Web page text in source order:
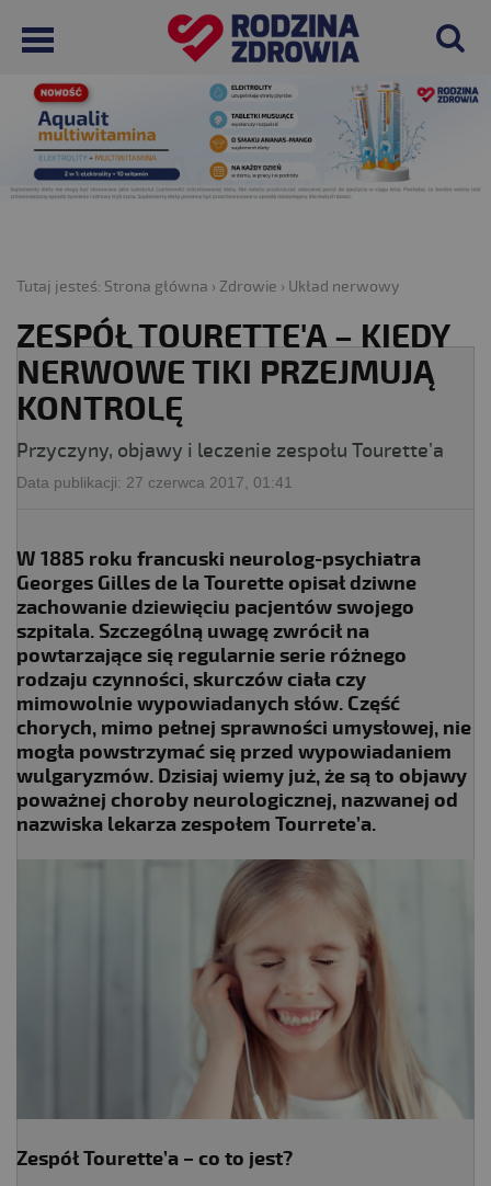
Tutaj jesteś: Strona główna › Zdrowie › Układ nerwowy
ZESPÓŁ TOURETTE'A – KIEDY
NERWOWE TIKI PRZEJMUJĄ
KONTROLĘ
Przyczyny, objawy i leczenie zespołu Tourette’a
Data publikacji: 27 czerwca 2017, 01:41
W 1885 roku francuski neurolog-psychiatra
Georges Gilles de la Tourette opisał dziwne
zachowanie dziewięciu pacjentów swojego
szpitala. Szczególną uwagę zwrócił na
powtarzające się regularnie serie różnego
rodzaju czynności, skurczów ciała czy
mimowolnie wypowiadanych słów. Część
chorych, mimo pełnej sprawności umysłowej, nie
mogła powstrzymać się przed wypowiadaniem
wulgaryzmów. Dzisiaj wiemy już, że są to objawy
poważnej choroby neurologicznej, nazwanej od
nazwiska lekarza zespołem Tourrete’a.
Zespół Tourette’a – co to jest?